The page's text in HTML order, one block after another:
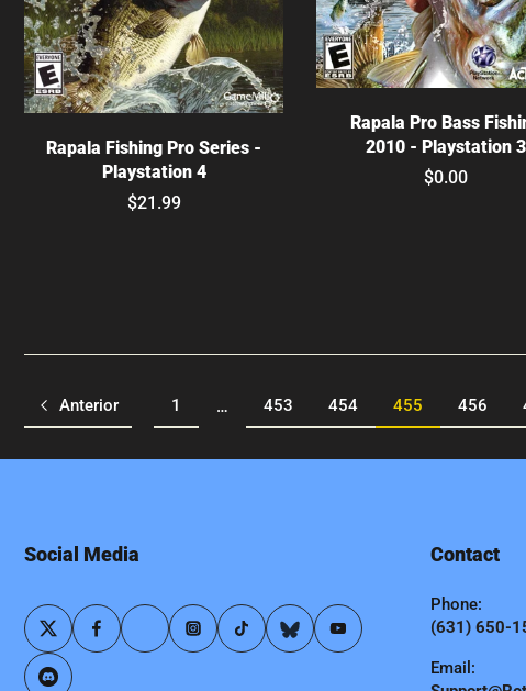
Rapala Fishing Pro Series -
Playstation 4
$21.99
Agotado
Rapala Pro Bass
2010 - Playstation 3
$0.00
Anterior 1 … 453 454 455 456
Social Media Contact
Phone:
(631) 650-
Email: